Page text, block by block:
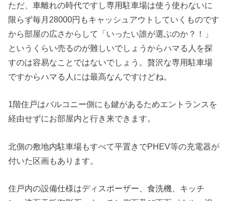
ただ、車離れの時代ですし専用駐車場は使う使わないに
限らず毎月28000円もキャッシュアウトしていくものです
から部屋の広さからして「いったい誰が選ぶのか？！」
というくらい売るのが難しいでしょうからハマる人を探
すのは容易なことではないでしょう。贅沢な専用駐車場
ですからハマる人には最高なんですけどね。
1階住戸はバルコニー側にも鍵があるためエントランスを
経由せずにお部屋内と行き来できます。
北側の敷地内駐車場もすべて平置きでPHEV等の充電器が
付いた区画もあります。
住戸内の設備仕様はディスポーザー、食洗機、キッチ